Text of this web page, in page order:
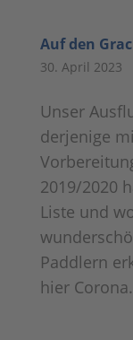
Auf den
30. April 2023
Unser
derjenige
2019/2020
Liste und
Paddlern
hier